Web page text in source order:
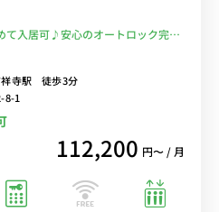
入居可♪安心のオートロック完備
線・京王線「吉祥寺駅」徒歩3
でアクセス/■選べるWi-Fi格安レ
寺駅 徒歩3分
8-1
112,200 円〜 / 月